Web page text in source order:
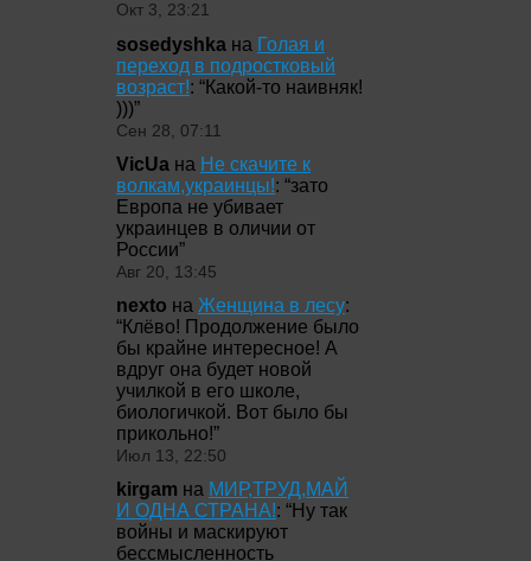
Окт 3, 23:21
sosedyshka на Голая и
переход в подростковый
возраст!: “Какой-то наивняк!
)))”
Сен 28, 07:11
VicUa на Не скачите к
волкам,украинцы!: “зато
Европа не убивает
украинцев в оличии от
России”
Авг 20, 13:45
nexto на Женщина в лесу:
“Клёво! Продолжение было
бы крайне интересное! А
вдруг она будет новой
училкой в его школе,
биологичкой. Вот было бы
прикольно!”
Июл 13, 22:50
kirgam на МИР,ТРУД,МАЙ
И ОДНА СТРАНА!: “Ну так
войны и маскируют
бессмысленность